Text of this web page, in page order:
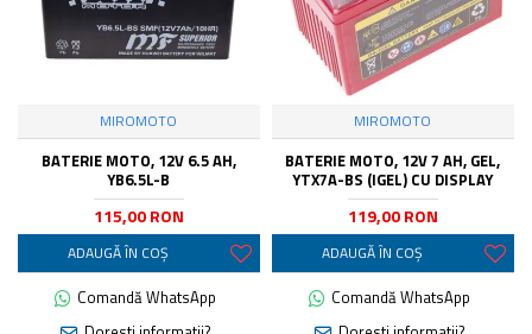
MIROMOTO
BATERIE MOTO, 12V 6.5 AH,
YB6.5L-B
115,00 RON
ADAUGĂ ÎN COŞ
Comandă WhatsApp
MIROMOTO
BATERIE MOTO, 12V 7 AH, GEL,
YTX7A-BS (IGEL) CU DISPLAY
119,00 RON
ADAUGĂ ÎN COŞ
Comandă WhatsApp